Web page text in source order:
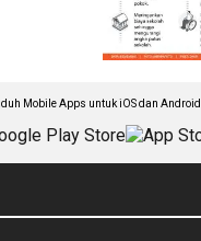
Mobile Apps untuk iOS dan Android